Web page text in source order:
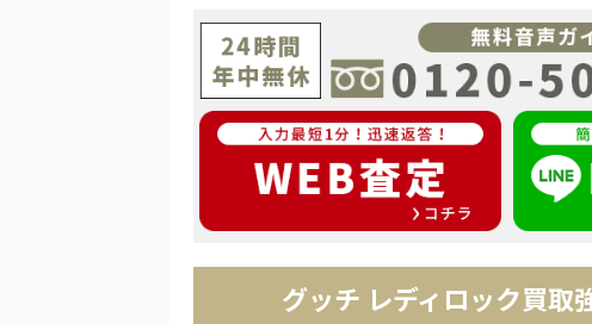
グッチ レディロック買取